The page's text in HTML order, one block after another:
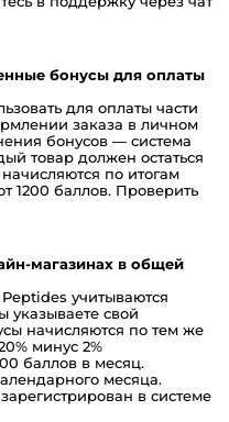
бонусы для оплаты
для оплаты части
заказа в личном
бонусов — система
товар должен остаться
по итогам
1200 баллов. Проверить
магазинах в общей
учитываются
указываете свой
начисляются по тем же
минус 2%
баллов в месяц.
месяца.
в системе